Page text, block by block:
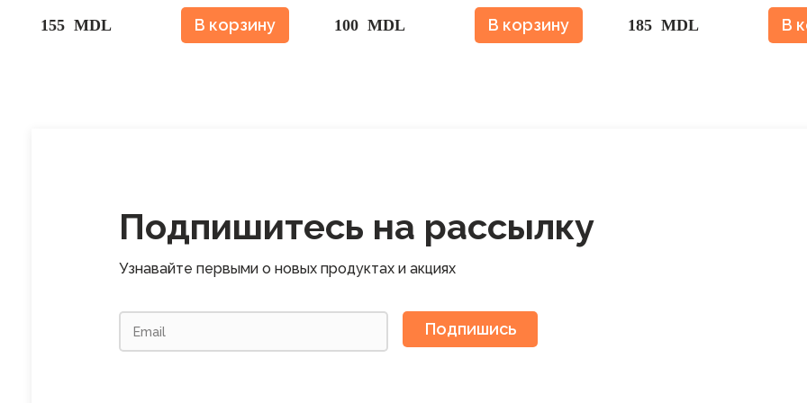
155 MDL В корзину 100 MDL В корзину 185 MDL В
Подпишитесь на рассылку
Узнавайте первыми о новых продуктах и ​​акциях
Подпишись